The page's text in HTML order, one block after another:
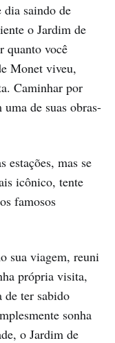
dia saindo de
o Jardim de
quanto você
Monet viveu,
Caminhar por
de suas obras-
estações, mas se
icônico, tente
famosos
sua viagem, reuni
própria visita,
de ter sabido
sonha
o Jardim de